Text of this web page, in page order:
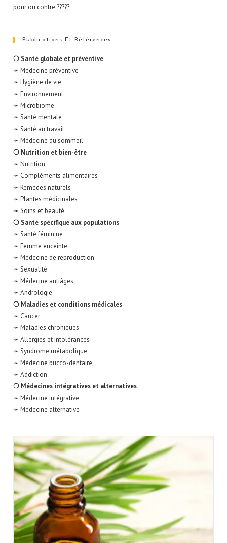
pour ou contre ?????
Publications Et Références
❍ Santé globale et préventive
➛ Médecine préventive
➛ Hygiène de vie
➛ Environnement
➛ Microbiome
➛ Santé mentale
➛ Santé au travail
➛ Médecine du sommeil
❍ Nutrition et bien-être
➛ Nutrition
➛ Compléments alimentaires
➛ Remèdes naturels
➛ Plantes médicinales
➛ Soins et beauté
❍ Santé spécifique aux populations
➛ Santé féminine
➛ Femme enceinte
➛ Médecine de reproduction
➛ Sexualité
➛ Médecine antiâges
➛ Andrologie
❍ Maladies et conditions médicales
➛ Cancer
➛ Maladies chroniques
➛ Allergies et intolérances
➛ Syndrome métabolique
➛ Médecine bucco-dentaire
➛ Addiction
❍ Médecines intégratives et alternatives
➛ Médecine intégrative
➛ Médecine alternative